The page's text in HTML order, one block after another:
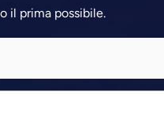
il prima possibile.